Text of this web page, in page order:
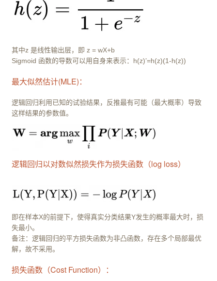
其中z 是线性输出层，即 z = wX+b
Sigmoid 函数的导数可以用自身来表示：h(z)’=h(z)(1-h(z))
最大似然估计(MLE)：
逻辑回归利用已知的试验结果，反推最有可能（最大概率）导致
这样结果的参数值。
逻辑回归以对数似然损失作为损失函数（log loss）
即在样本X的前提下，使得真实分类结果Y发生的概率最大时，损
失最小。
备注：逻辑回归的平方损失函数为非凸函数，存在多个局部最优
解，故不采用。
损失函数（Cost Function）：